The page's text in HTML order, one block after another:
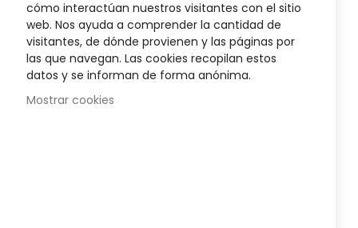
Ml
Biotyne Innovative Rueber
34,27 €
Posible descuento 3,00 €
48,95 €
Champú
cómo interactúan nuestros visitantes con el sitio
web. Nos ayuda a comprender la cantidad de
visitantes, de dónde provienen y las páginas por
las que navegan. Las cookies recopilan estos
datos y se informan de forma anónima.
Mostrar cookies